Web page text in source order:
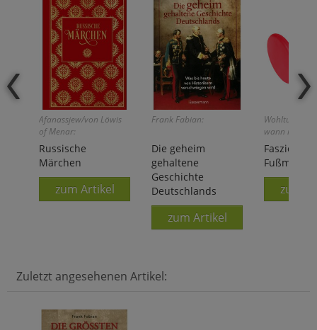
Afanassjew/von Löwis
of Menar:
Russische
Märchen
zum Artikel
Frank Fabian:
Die geheim
gehaltene
Geschichte
Deutschlands
zum Artikel
Wohltuende
wann immer
Faszien-
zum
Zuletzt angesehenen Artikel: